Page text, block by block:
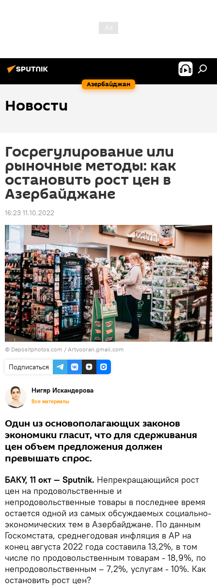
Азербайджан
Новости
Госрегулирование или
рыночные методы: как
остановить рост цен в
Азербайджане
16:23 11.10.2022
© Depositphotos.com / Artyooran.gmail.com
Подписаться
Нигяр Искандерова
Все материалы
Один из основополагающих законов
экономики гласит, что для сдерживания
цен объем предложения должен
превышать спрос.
БАКУ, 11 окт — Sputnik. Непрекращающийся рост
цен на продовольственные и
непродовольственные товары в последнее время
остается одной из самых обсуждаемых социально-
экономических тем в Азербайджане. По данным
Госкомстата, среднегодовая инфляция в АР на
конец августа 2022 года составила 13,2%, в том
числе по продовольственным товарам - 18,9%, по
непродовольственным – 7,2%, услугам - 10%. Как
остановить рост цен?